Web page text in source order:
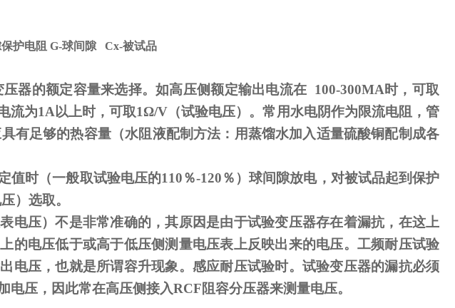
护电阻 G-球间隙 Cx-被试品
压器的额定容量来选择。如高压侧额定输出电流在 100-300MA时，可取
流为1A 以上时，可取1Ω/V（试验电压）。常用水电阴作为限流电阻，管
有足够的热容量（水阻液配制方法：用蒸馏水加入适量硫酸铜配制成各
值时（一般取试验电压的110％-120％）球间隙放电，对被试品起到保护
）选取。
电压）不是非常准确的，其原因是由于试验变压器存在着漏抗，在这上
的电压低于或高于低压侧测量电压表上反映出来的电压。工频耐压试验
电压，也就是所谓容升现象。感应耐压试验时。试验变压器的漏抗必须
电压，因此常在高压侧接入RCF阻容分压器来测量电压。